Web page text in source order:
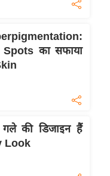
का सफाया
की डिजाइन हैं
Look